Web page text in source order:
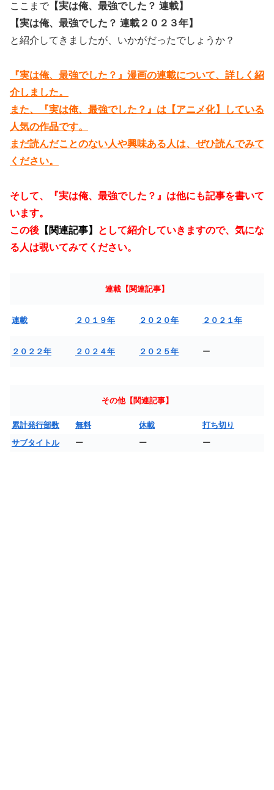
ここまで 【実は俺、最強でした？ 連載】
【実は俺、最強でした？ 連載２０２３年】
と紹介してきましたが、いかがだったでしょうか？
『実は俺、最強でした？』漫画の連載について、詳しく紹
介しました。
また、『実は俺、最強でした？』は【アニメ化】している
人気の作品です。
まだ読んだことのない人や興味ある人は、ぜひ読んでみて
ください。
そして、『実は俺、最強でした？』は他にも記事を書いて
います。
この後 【関連記事】
として紹介していきますので、気にな
る人は覗いてみてください。
連載【関連記事】
連載 ２０１９年 ２０２０年 ２０２１年
２０２２年 ２０２４年 ２０２５年 ー
その他【関連記事】
累計発行部数 無料 休載
打ち切り
サブタイトル
ー ー ー